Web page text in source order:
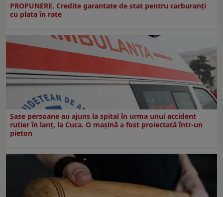
PROPUNERE. Credite garantate de stat pentru carburanți
cu plata în rate
Șase persoane au ajuns la spital în urma unui accident
rutier în lanț, la Cuca. O mașină a fost proiectată într-un
pieton